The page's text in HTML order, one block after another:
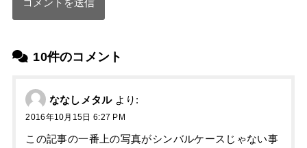
10件のコメント
ななしメタル より:
2016年10月15日 6:27 PM
この記事の一番上の写真がシンバルケースじゃない事